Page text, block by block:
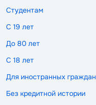
Студентам
С 19 лет
До 80 лет
С 18 лет
Для иностранных граждан
Без кредитной истории